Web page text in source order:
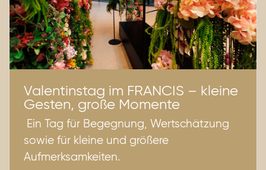
Valentinstag im FRANCIS – kleine
Gesten, große Momente
Ein Tag für Begegnung, Wertschätzung
sowie für kleine und größere
Aufmerksamkeiten.